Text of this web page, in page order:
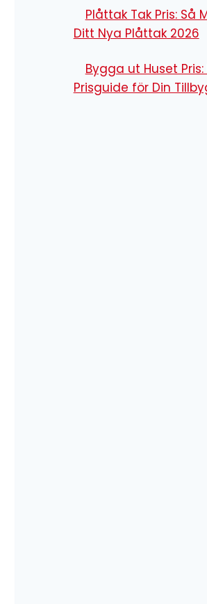
Plåttak Tak Pris: Så
Ditt Nya Plåttak 2026
Bygga ut Huset
Prisguide för Din